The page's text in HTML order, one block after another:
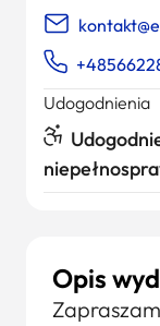
Opis
Udogodnienia